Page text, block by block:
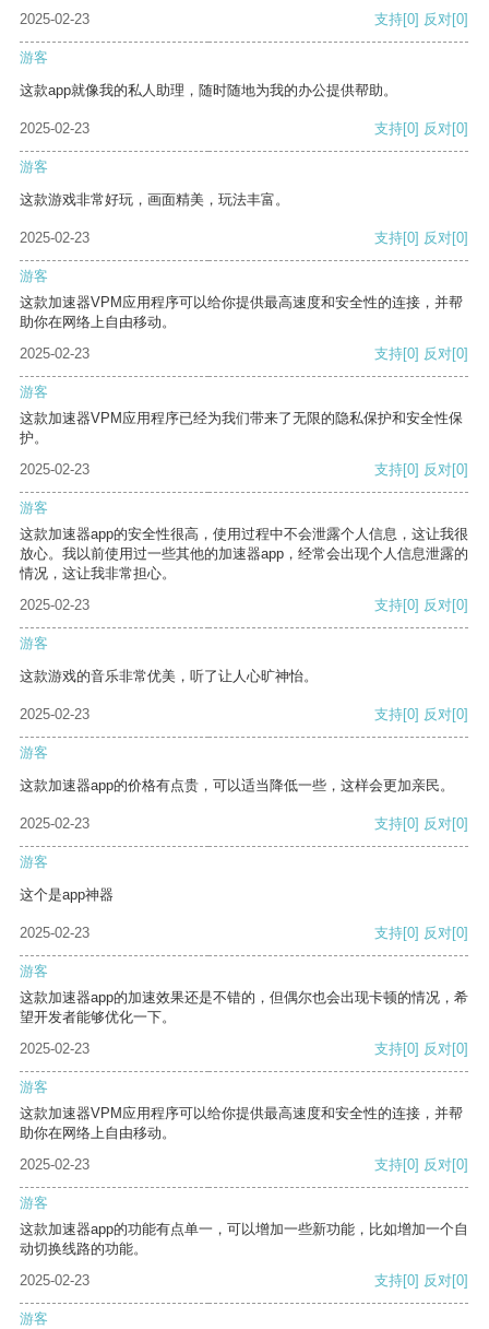
2025-02-23 支持[0] 反对[0]
游客
这款app就像我的私人助理，随时随地为我的办公提供帮助。
2025-02-23 支持[0] 反对[0]
游客
这款游戏非常好玩，画面精美，玩法丰富。
2025-02-23 支持[0] 反对[0]
游客
这款加速器VPM应用程序可以给你提供最高速度和安全性的连接，并帮
助你在网络上自由移动。
2025-02-23
支持[0] 反对[0]
游客
这款加速器VPM应用程序已经为我们带来了无限的隐私保护和安全性保
护。
2025-02-23
支持[0] 反对[0]
游客
这款加速器app的安全性很高，使用过程中不会泄露个人信息，这让我很
放心。我以前使用过一些其他的加速器app，经常会出现个人信息泄露的
情况，这让我非常担心。
2025-02-23
支持[0] 反对[0]
游客
这款游戏的音乐非常优美，听了让人心旷神怡。
2025-02-23 支持[0] 反对[0]
游客
这款加速器app的价格有点贵，可以适当降低一些，这样会更加亲民。
2025-02-23 支持[0] 反对[0]
游客
这个是app神器
2025-02-23 支持[0] 反对[0]
游客
这款加速器app的加速效果还是不错的，但偶尔也会出现卡顿的情况，希
望开发者能够优化一下。
2025-02-23
支持[0] 反对[0]
游客
这款加速器VPM应用程序可以给你提供最高速度和安全性的连接，并帮
助你在网络上自由移动。
2025-02-23
支持[0] 反对[0]
游客
这款加速器app的功能有点单一，可以增加一些新功能，比如增加一个自
动切换线路的功能。
2025-02-23
支持[0] 反对[0]
游客